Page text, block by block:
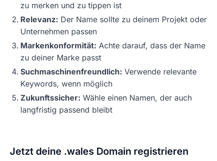
zu merken und zu tippen ist
Relevanz: Der Name sollte zu deinem Projekt oder
Unternehmen passen
Markenkonformität: Achte darauf, dass der Name
zu deiner Marke passt
Suchmaschinenfreundlich: Verwende relevante
Keywords, wenn möglich
Zukunftssicher: Wähle einen Namen, der auch
langfristig passend bleibt
Jetzt deine .wales Domain registrieren